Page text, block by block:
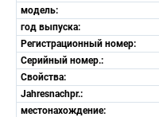
модель:
год выпуска:
Регистрационный номер:
Серийный номер.:
Свойства:
Jahresnachpr.:
местонахождение: